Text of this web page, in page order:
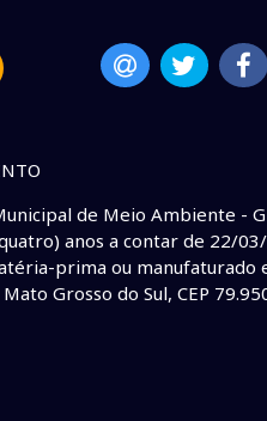
de Meio Ambiente -
anos a contar de 22/
prima ou manufaturado
Grosso do Sul, CEP